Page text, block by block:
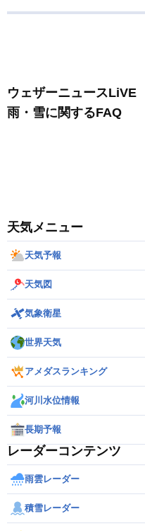
ウェザーニュースLiVE
雨・雪に関するFAQ
天気メニュー
天気予報
天気図
気象衛星
世界天気
アメダスランキング
河川水位情報
長期予報
レーダーコンテンツ
雨雲レーダー
積雪レーダー